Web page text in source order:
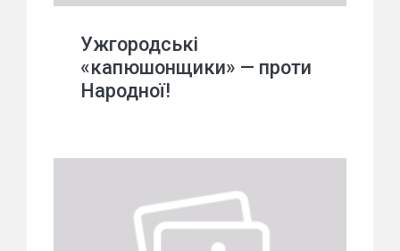
Ужгородські
«капюшонщики» — проти
Народної!